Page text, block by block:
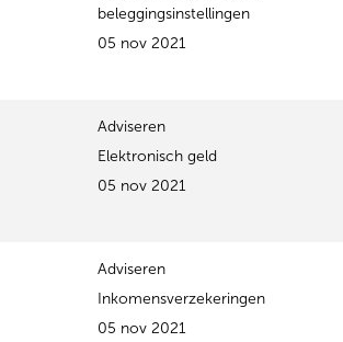
beleggingsinstellingen
05 nov 2021
Adviseren
Elektronisch geld
05 nov 2021
Adviseren
Inkomensverzekeringen
05 nov 2021